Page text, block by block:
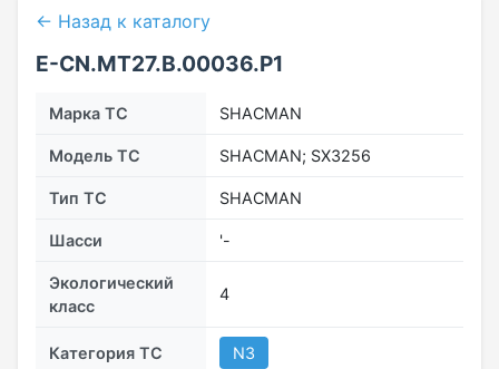
← Назад к каталогу
Е-CN.МТ27.B.00036.Р1
Марка ТС SHACMAN
Модель ТС SHACMAN; SX3256
Тип ТС SHACMAN
Шасси '-
Экологический
класс
4
Категория ТС N3